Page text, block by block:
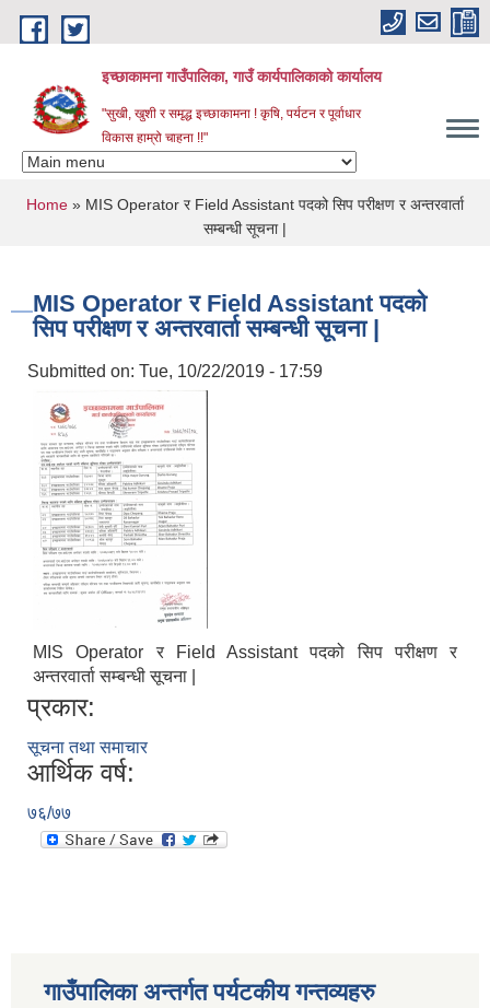
Skip to main content
इच्छाकामना गाउँपालिका, गाउँ कार्यपालिकाको कार्यालय
"सुखी, खुशी र समृद्ध इच्छाकामना ! कृषि, पर्यटन र पूर्वाधार
विकास हाम्रो चाहना !!"
You are here
Home » MIS Operator र Field Assistant पदको सिप परीक्षण र अन्तरवार्ता
सम्बन्धी सूचना |
MIS Operator र Field Assistant पदको
सिप परीक्षण र अन्तरवार्ता सम्बन्धी सूचना |
Submitted on: Tue, 10/22/2019 - 17:59
MIS Operator र Field Assistant पदको सिप परीक्षण र
अन्तरवार्ता सम्बन्धी सूचना |
प्रकार:
सूचना तथा समाचार
आर्थिक वर्ष:
७६/७७
गाउँपालिका अन्तर्गत पर्यटकीय गन्तव्यहरु